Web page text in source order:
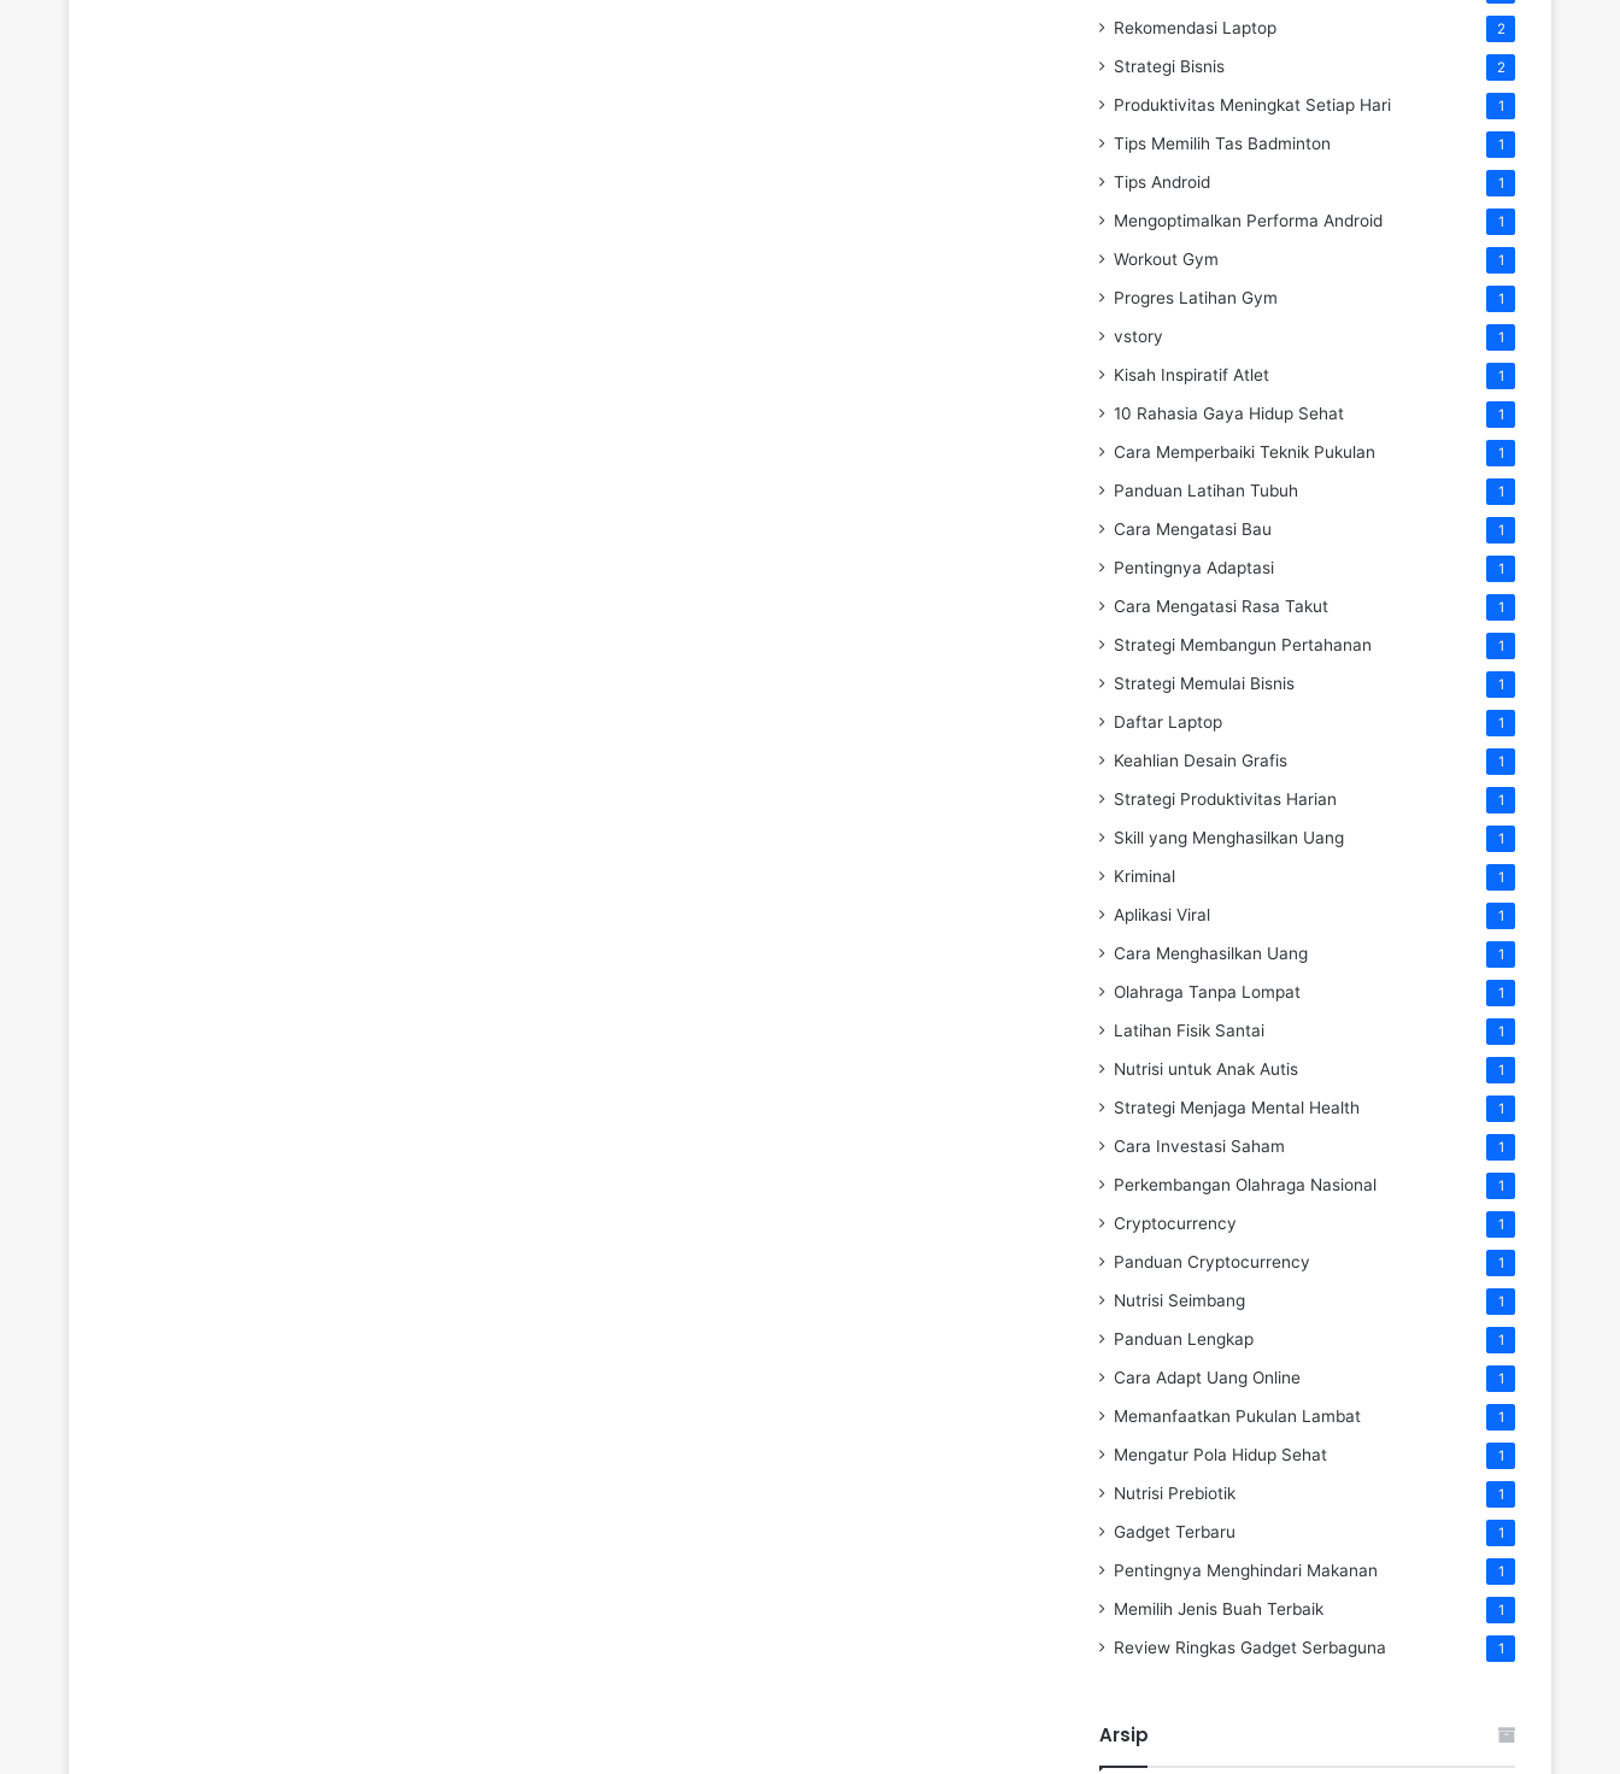
Rekomendasi Laptop 2
Strategi Bisnis 2
Produktivitas Meningkat Setiap Hari 1
Tips Memilih Tas Badminton 1
Tips Android 1
Mengoptimalkan Performa Android 1
Workout Gym 1
Progres Latihan Gym 1
vstory 1
Kisah Inspiratif Atlet 1
10 Rahasia Gaya Hidup Sehat 1
Cara Memperbaiki Teknik Pukulan 1
Panduan Latihan Tubuh 1
Cara Mengatasi Bau 1
Pentingnya Adaptasi 1
Cara Mengatasi Rasa Takut 1
Strategi Membangun Pertahanan 1
Strategi Memulai Bisnis 1
Daftar Laptop 1
Keahlian Desain Grafis 1
Strategi Produktivitas Harian 1
Skill yang Menghasilkan Uang 1
Kriminal 1
Aplikasi Viral 1
Cara Menghasilkan Uang 1
Olahraga Tanpa Lompat 1
Latihan Fisik Santai 1
Nutrisi untuk Anak Autis 1
Strategi Menjaga Mental Health 1
Cara Investasi Saham 1
Perkembangan Olahraga Nasional 1
Cryptocurrency 1
Panduan Cryptocurrency 1
Nutrisi Seimbang 1
Panduan Lengkap 1
Cara Adapt Uang Online 1
Memanfaatkan Pukulan Lambat 1
Mengatur Pola Hidup Sehat 1
Nutrisi Prebiotik 1
Gadget Terbaru 1
Pentingnya Menghindari Makanan 1
Memilih Jenis Buah Terbaik 1
Review Ringkas Gadget Serbaguna 1
Arsip